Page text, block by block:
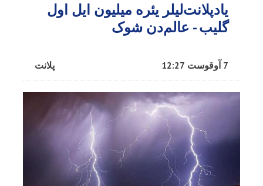
یادپلانت‌لیلر یئره میلیون ایل اول
گلیب - عالم‌دن شوک
پلانت 7 آوقوست 12:27